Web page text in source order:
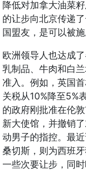
降低对加拿大油菜
的让步向北京传递
国盟友，是可以被
欧洲领导人也达成
乳制品、牛肉和白
准入。例如，英国
关税从10%降至5%
的政府刚批准在伦
新大使馆，并撤销
动男子的指控。最
桑切斯，则为西班
一些次要让步，同